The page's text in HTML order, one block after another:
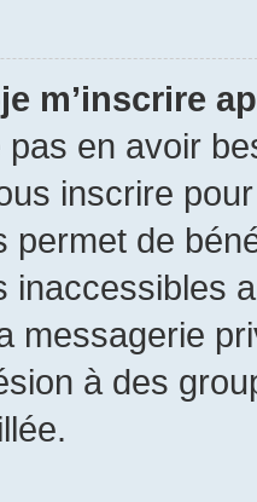
m’inscrire
en avoir
inscrire
permet de
inaccessibles
messagerie
à des